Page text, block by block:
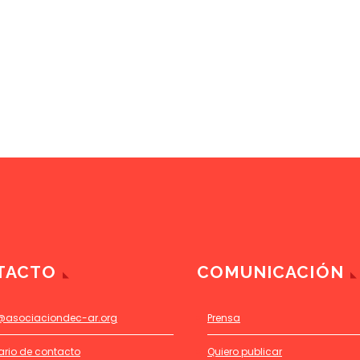
ar.org
de contacto
COMUNICACIÓN
Prensa
Quiero publicar